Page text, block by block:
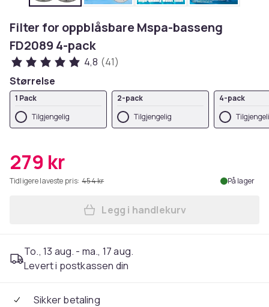
Filter for oppblåsbare Mspa-basseng
FD2089 4-pack
4,8 (41)
Størrelse
1 Pack
Tilgjengelig
2-pack
Tilgjengelig
4-pack
279 kr
Tidligere laveste pris: 454 kr På lager
Legg Filter for
Legg i handlekurv
To., 13 aug. - ma., 17 aug.
Levert i postkassen din
Sikker betaling